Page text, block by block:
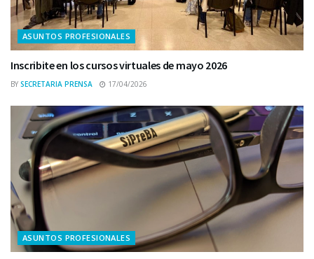
ASUNTOS PROFESIONALES
Inscribite en los cursos virtuales de mayo 2026
BY SECRETARIA PRENSA 17/04/2026
ASUNTOS PROFESIONALES